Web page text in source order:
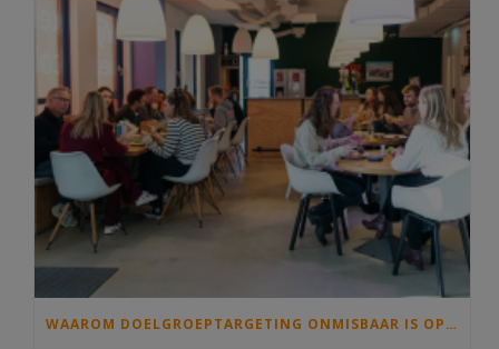
WAAROM DOELGROEPTARGETING ONMISBAAR IS OP JOUW INTRANET